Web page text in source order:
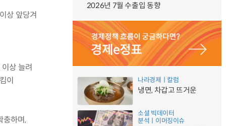
상 앞당겨
상 늘려
이
충하며,
2026년 7월 수출입 동향
나라경제ㅣ칼럼
냉면, 차갑고 뜨거운
소셜 빅데이터
분석ㅣ이머징이슈